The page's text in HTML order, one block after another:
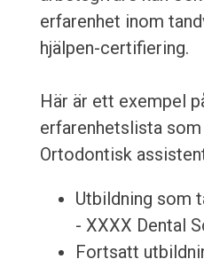
erfarenhet inom
hjälpen-certifiering.
Här är ett exempel
erfarenhetslista
Ortodontisk
Utbildning som
- XXXX Dental
Fortsatt